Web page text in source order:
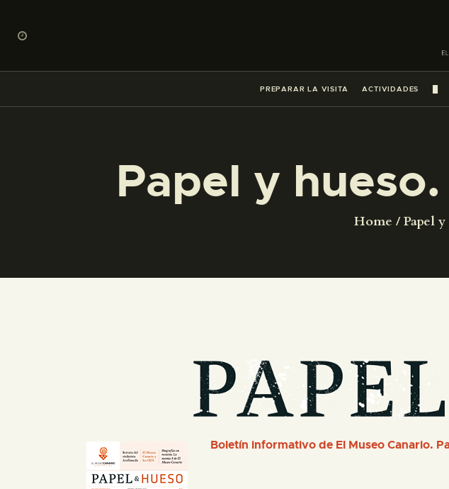
PREPARAR LA VISITA ACTIVIDADES
Papel y
Home Papel
PREPARAR LA
ACTIVIDADES
█
COLECCIONES
ACTIVIDADES
Boletín informativo de El Museo Canario.